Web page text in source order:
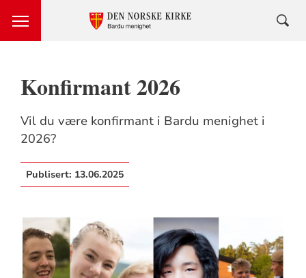
Konfirmant 2026
Vil du være konfirmant i Bardu menighet i
2026?
Publisert: 13.06.2025